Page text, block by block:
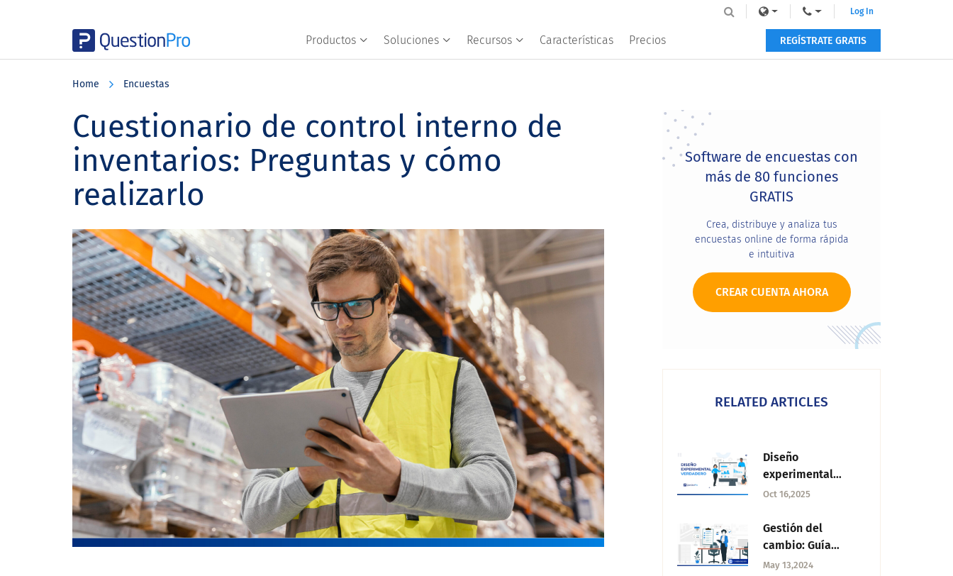
Productos Soluciones Recursos Características Precios
Log In
REGÍSTRATE GRATIS
Home Encuestas
Cuestionario de control interno de
inventarios: Preguntas y cómo
realizarlo
Primary
Sidebar
Software de encuestas con
más de 80 funciones
GRATIS
Crea, distribuye y analiza tus
encuestas online de forma rápida
e intuitiva
CREAR CUENTA AHORA
RELATED ARTICLES
Diseño
experimental
verdadero:
tipos y ejemplos
Oct 16,2025
Gestión del
cambio: Guía
completa para la
May 13,2024